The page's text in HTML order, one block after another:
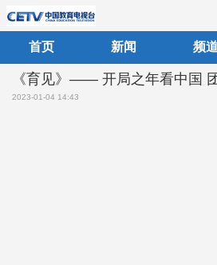
首页 新闻 频
《育见》—— 开局之年看中国
2023-01-04 14:43